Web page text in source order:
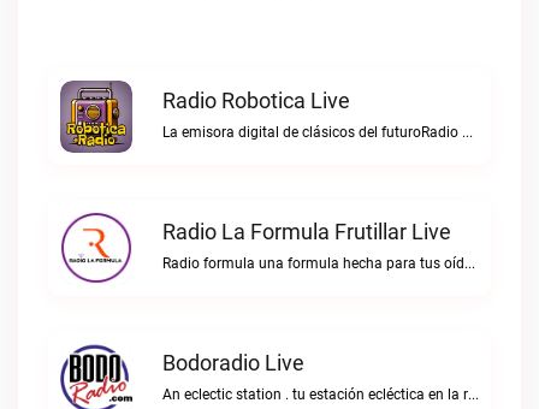
Radio Robotica Live
La emisora digital de clásicos del futuroRadio Robotica live
Radio La Formula Frutillar Live
Radio formula una formula hecha para tus oídos.Radio La Formula Frutillar live
Bodoradio Live
An eclectic station . tu estación ecléctica en la red."Bodoradio live